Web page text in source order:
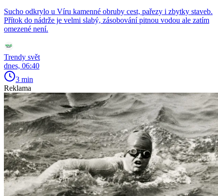
Sucho odkrylo u Víru kamenné obruby cest, pařezy i zbytky staveb.
Přítok do nádrže je velmi slabý, zásobování pitnou vodou ale zatím
omezené není.
Trendy svět
dnes, 06:40
3 min
Reklama